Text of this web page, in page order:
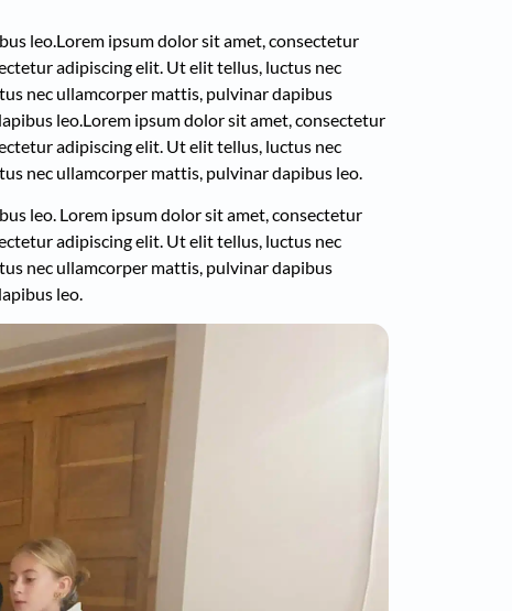
leo.Lorem ipsum dolor sit amet, consectetur
adipiscing elit. Ut elit tellus, luctus nec
nec ullamcorper mattis, pulvinar dapibus
leo.Lorem ipsum dolor sit amet, consectetur
adipiscing elit. Ut elit tellus, luctus nec
nec ullamcorper mattis, pulvinar dapibus leo.
leo. Lorem ipsum dolor sit amet, consectetur
adipiscing elit. Ut elit tellus, luctus nec
nec ullamcorper mattis, pulvinar dapibus
leo.